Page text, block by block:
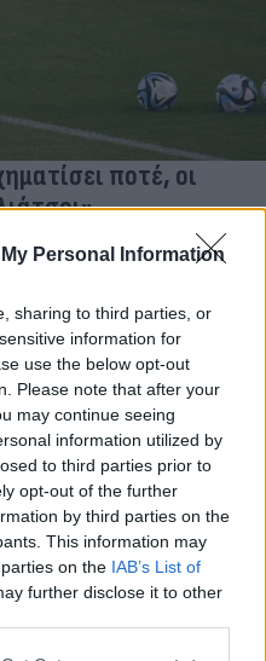
Personal Information
sharing to third parties, or
information for
use the below opt-out
Please note that after your
may continue seeing
information utilized by
to third parties prior to
opt-out of the further
by third parties on the
This information may
on the IAB’s List of
further disclose it to other
ποτέ, οι
Χρήστος
Σκούρας
3 εκατ. ευρώ
τζόγου»